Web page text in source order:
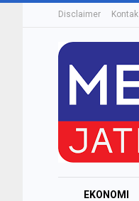
Disclaimer Kontak
EKONOMI